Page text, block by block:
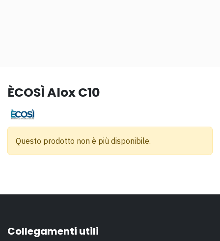
ÈCOSÌ Alox C10
Questo prodotto non è più disponibile.
Collegamenti utili